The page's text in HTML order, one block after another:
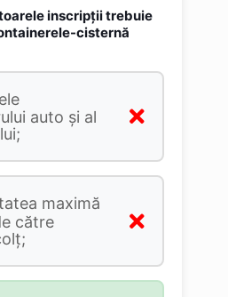
inscripţii trebuie
cisternă
auto şi al
maximă
către